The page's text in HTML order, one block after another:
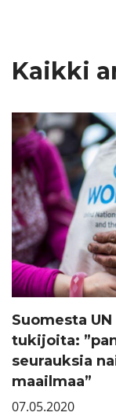
Kaikki
Suomesta
tukijoita:
seurauksia
maailmaa”
07.05.2020